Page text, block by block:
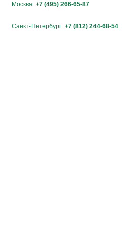
Москва: +7 (495) 266-65-87
Санкт-Петербург: +7 (812) 244-68-54